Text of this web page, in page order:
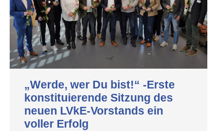
„Werde, wer Du bist!“ -Erste
konstituierende Sitzung des
neuen LVkE-Vorstands ein
voller Erfolg